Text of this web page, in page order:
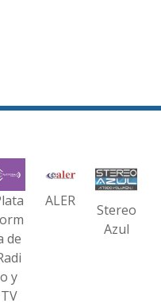
de
o y
TV
ALER
Stereo
Azul